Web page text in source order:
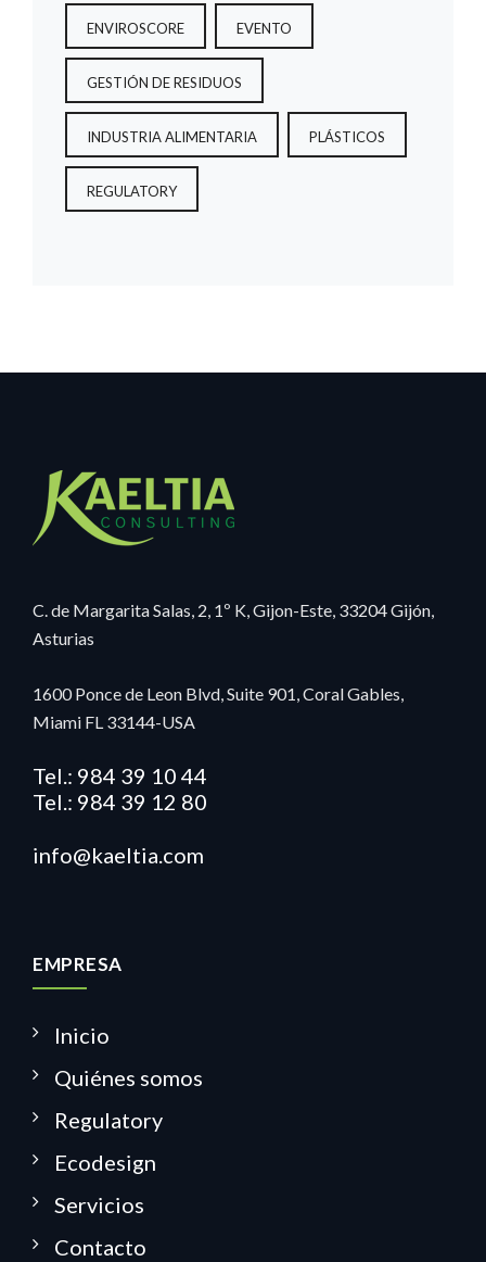
ENVIROSCORE EVENTO
GESTIÓN DE RESIDUOS
INDUSTRIA ALIMENTARIA PLÁSTICOS
REGULATORY
C. de Margarita Salas, 2, 1º K, Gijon-Este, 33204 Gijón,
Asturias
1600 Ponce de Leon Blvd, Suite 901, Coral Gables,
Miami FL 33144-USA
Tel.: 984 39 10 44
Tel.: 984 39 12 80
info@kaeltia.com
EMPRESA
Inicio
Quiénes somos
Regulatory
Ecodesign
Servicios
Contacto